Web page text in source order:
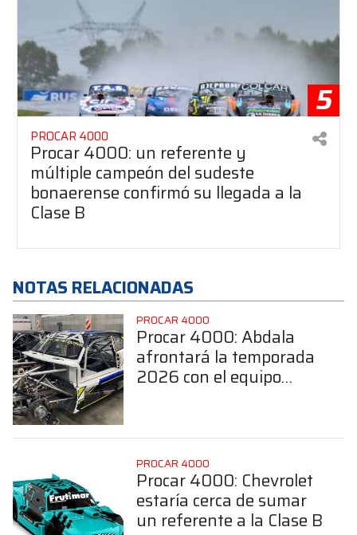
5
PROCAR 4000
Procar 4000: un referente y
múltiple campeón del sudeste
bonaerense confirmó su llegada a la
Clase B
NOTAS RELACIONADAS
PROCAR 4000
Procar 4000: Abdala
afrontará la temporada
2026 con el equipo
PROCAR 4000
Procar 4000: Chevrolet
estaría cerca de sumar
un referente a la Clase B